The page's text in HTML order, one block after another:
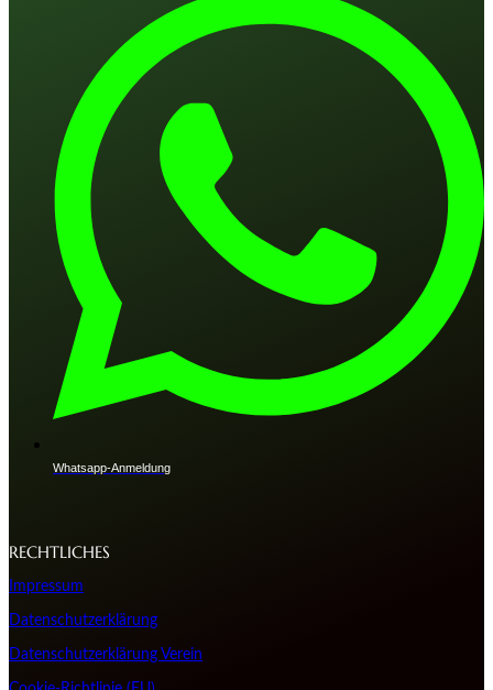
Whatsapp-Anmeldung
RECHTLICHES
Impressum
Datenschutzerklärung
Datenschutzerklärung Verein